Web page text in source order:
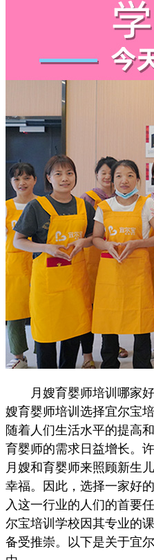
月嫂育婴师培训哪家好
嫂育婴师培训选择宜尔宝
随着人们生活水平的提高
育婴师的需求日益增长。
月嫂和育婴师来照顾新生
幸福。因此，选择一家好
入这一行业的人们的首要
尔宝培训学校因其专业的
备受推崇。以下是关于宜